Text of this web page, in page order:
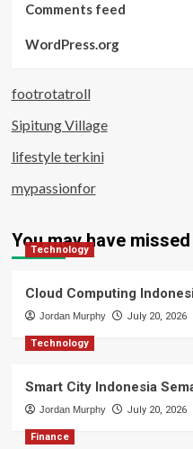
Comments feed
WordPress.org
footrotatroll
Sipitung Village
lifestyle terkini
mypassionfor
You may have missed
Technology
Cloud Computing
Jordan Murphy July 20, 2026
Technology
Smart City Indonesia
Jordan Murphy July 20, 2026
Finance